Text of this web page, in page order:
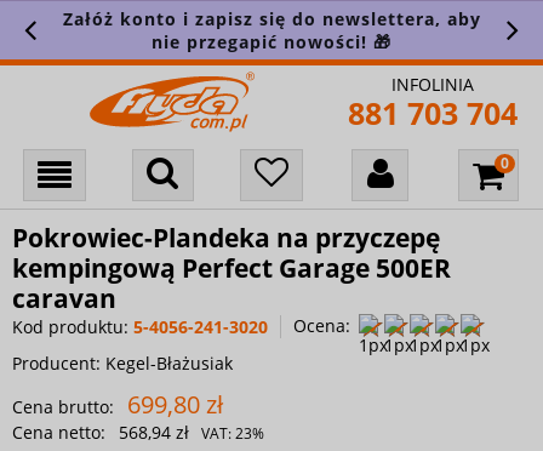
Załóż konto i zapisz się do newslettera, aby
nie przegapić nowości! 🎁
INFOLINIA
881 703 704
Pokrowiec-Plandeka na przyczepę
kempingową Perfect Garage 500ER
caravan
Kod produktu: 5-4056-241-3020
Ocena:
Producent: Kegel-Błażusiak
Cena brutto:
699,80 zł
Cena netto: 568,94 zł VAT:23%